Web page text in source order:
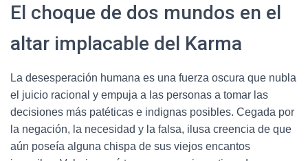
El choque de dos mundos en el
altar implacable del Karma
La desesperación humana es una fuerza oscura que nubla
el juicio racional y empuja a las personas a tomar las
decisiones más patéticas e indignas posibles. Cegada por
la negación, la necesidad y la falsa, ilusa creencia de que
aún poseía alguna chispa de sus viejos encantos